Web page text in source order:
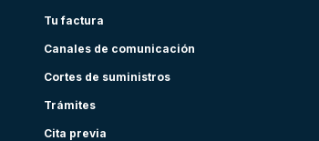
Tu factura
Canales de comunicación
Cortes de suministros
Trámites
Cita previa